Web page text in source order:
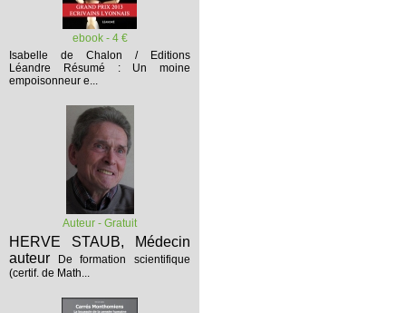
ebook - 4 €
Isabelle de Chalon / Editions
Léandre
Résumé :
Un moine
empoisonneur e...
Auteur - Gratuit
HERVE STAUB, Médecin
auteur
De formation scientifique
(certif. de Math...